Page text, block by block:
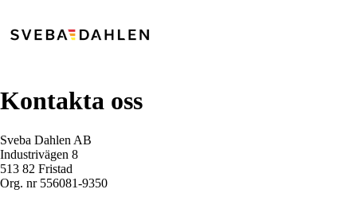
Kontakta oss
Sveba Dahlen AB
Industrivägen 8
513 82 Fristad
Org. nr 556081-9350